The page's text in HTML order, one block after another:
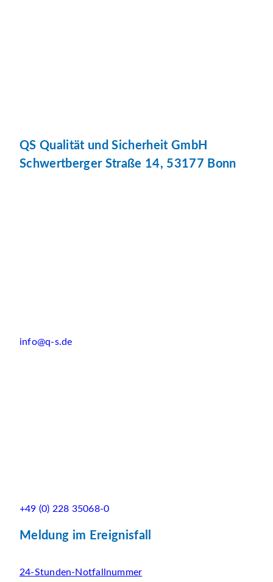
QS Qualität und Sicherheit GmbH
Schwertberger Straße 14, 53177 Bonn
info@q-s.de
+49 (0) 228 35068-0
Meldung im Ereignisfall
24-Stunden-Notfallnummer